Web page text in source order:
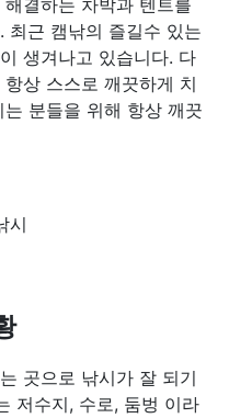
결하는 차박과 텐트를
최근 캠낚의 즐길수 있는
생겨나고 있습니다. 다
상 스스로 깨끗하게 치
분들을 위해 항상 깨끗
시
곳으로 낚시가 잘 되기
저수지, 수로, 둠벙 이라